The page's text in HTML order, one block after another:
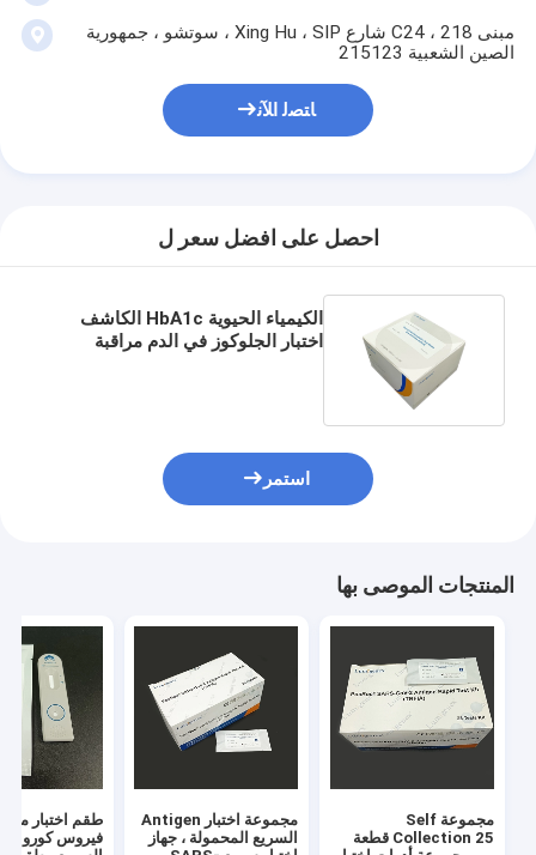
مبنى C24 ، 218 شارع Xing Hu ، SIP ، سوتشو ، جمهورية
الصين الشعبية 215123
ﺎﺘﺼﻟ ﺍﻶﻧ
احصل على افضل سعر ل
الكيمياء الحيوية HbA1c الكاشف
اختبار الجلوكوز في الدم مراقبة
استمر
المنتجات الموصى بها
مجموعة Self
Collection 25 قطعة
مجموعة اختبار Antigen
السريع المحمولة ، جهاز
طقم اختبار
فيروس كورونا